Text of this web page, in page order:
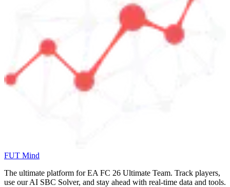
FUT Mind
The ultimate platform for EA FC 26 Ultimate Team. Track players,
use our AI SBC Solver, and stay ahead with real-time data and tools.